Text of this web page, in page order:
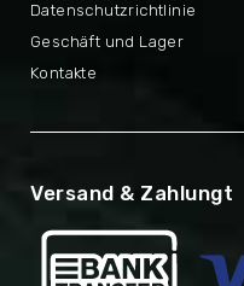
Datenschutzrichtlinie
Geschäft und Lager
Kontakte
Versand & Zahlungt